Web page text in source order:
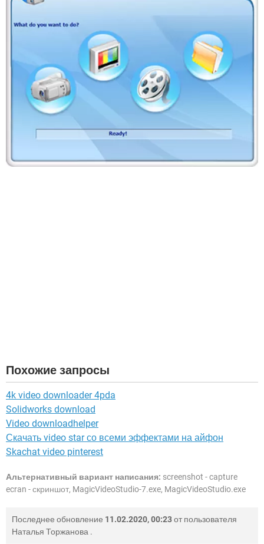
Похожие запросы
4k video downloader 4pda
Solidworks download
Video downloadhelper
Скачать video star со всеми эффектами на айфон
Skachat video pinterest
Альтернативный вариант написания: screenshot - capture
ecran - скриншот, MagicVideoStudio-7.exe, MagicVideoStudio.exe
Последнее обновление 11.02.2020, 00:23от пользователя
Наталья Торжанова .